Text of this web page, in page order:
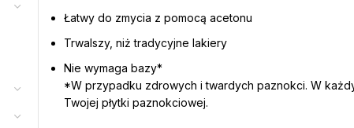
Łatwy do zmycia z pomocą acetonu
Trwalszy, niż tradycyjne lakiery
Nie wymaga bazy*
*W przypadku zdrowych i twardych paznokci. W
Twojej płytki paznokciowej.